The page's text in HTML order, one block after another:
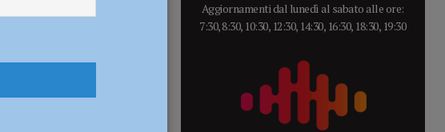
Aggiornamenti dal lunedì al sabato alle ore:
7:30, 8:30, 10:30, 12:30, 14:30, 16:30, 18:30, 19:30